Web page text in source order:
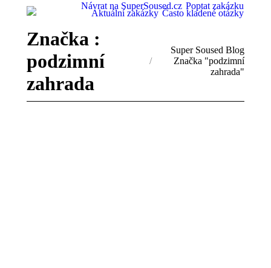
Návrat na SuperSoused.cz Poptat zakázku
Aktuální zakázky Často kladené otázky
Značka :
podzimní
zahrada
You are here:Super Soused Blog
Značka "podzimní
zahrada"